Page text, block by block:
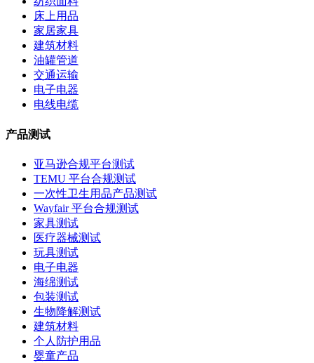
床上用品
家居家具
建筑材料
油罐管道
交通运输
电子电器
电线电缆
产品测试
亚马逊合规平台测试
TEMU 平台合规测试
一次性卫生用品产品测试
Wayfair 平台合规测试
家具测试
医疗器械测试
玩具测试
电子电器
海绵测试
包装测试
生物降解测试
建筑材料
个人防护用品
婴童产品